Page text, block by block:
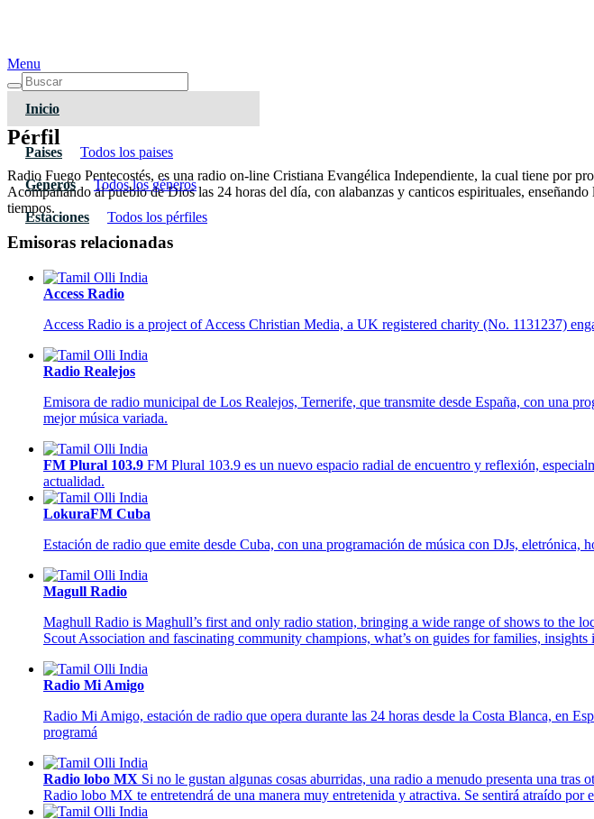
Menu
Inicio
Paises Todos los paises
Géneros Todos los géneros
Estaciones Todos los pérfiles
Pérfil
Radio Fuego Pentecostés, es una radio on-line Cristiana Evangélica Independiente, la cual tiene por
Acompañando al pueblo de Dios las 24 horas del día, con alabanzas y canticos espirituales,
tiempos.
Emisoras relacionadas
Access Radio
Access Radio is a project of Access Christian Media, a UK registered charity (No. 1131237)
Radio Realejos
Emisora de radio municipal de Los Realejos, Ternerife, que transmite desde España, con una
mejor música variada.
FM Plural 103.9 FM Plural 103.9 es un nuevo espacio radial de encuentro y reflexión,
actualidad.
LokuraFM Cuba
Estación de radio que emite desde Cuba, con una programación de música con DJs, eletrónica,
Magull Radio
Maghull Radio is Maghull’s first and only radio station, bringing a wide range of shows to the
Scout Association and fascinating community champions, what’s on guides for families, insights
Radio Mi Amigo
Radio Mi Amigo, estación de radio que opera durante las 24 horas desde la Costa Blanca, en
programá
Radio lobo MX Si no le gustan algunas cosas aburridas, una radio a menudo presenta una
Radio lobo MX te entretendrá de una manera muy entretenida y atractiva. Se sentirá atraído por